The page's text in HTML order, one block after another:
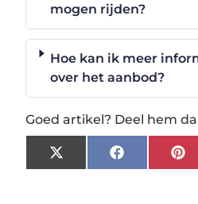
mogen rijden?
Hoe kan ik meer
over het aanbod?
Goed artikel? Deel hem
X
(Twitter)
Facebook